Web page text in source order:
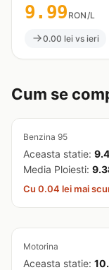
9.99 RON/L
0.00 lei vs ieri
Cum se
Benzina 95
Aceasta statie:
Media Ploiesti:
Cu 0.04 lei mai
Motorina
Aceasta statie: